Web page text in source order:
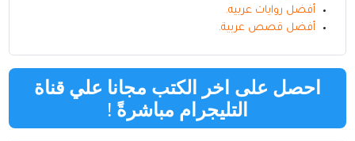
أفضل روايات عربيه.
أفضل قصص عربية.
احصل على اخر الكتب مجانا علي قناة
التليجرام مباشرةً !